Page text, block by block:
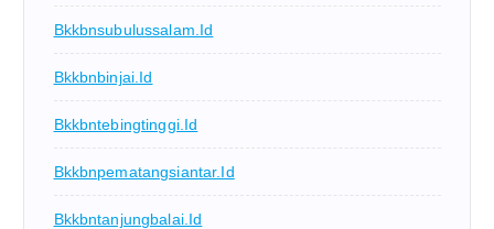
Bkkbnsubulussalam.id
Bkkbnbinjai.id
Bkkbntebingtinggi.id
Bkkbnpematangsiantar.id
Bkkbntanjungbalai.id